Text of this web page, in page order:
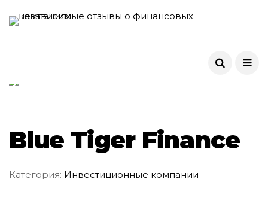
Blue Tiger Finance
Категория: Инвестиционные компании